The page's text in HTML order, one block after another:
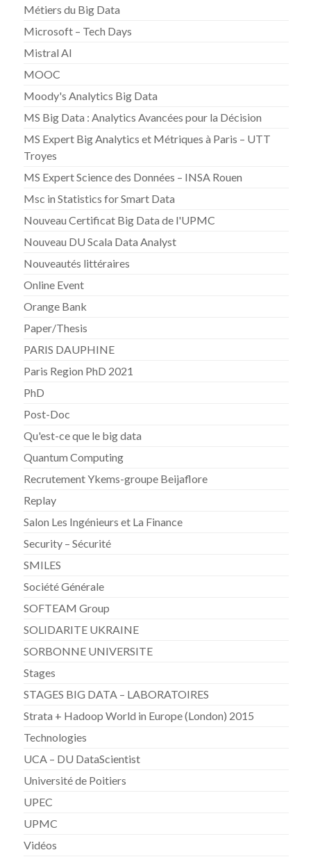
Métiers du Big Data
Microsoft – Tech Days
Mistral AI
MOOC
Moody's Analytics Big Data
MS Big Data : Analytics Avancées pour la Décision
MS Expert Big Analytics et Métriques à Paris – UTT
Troyes
MS Expert Science des Données – INSA Rouen
Msc in Statistics for Smart Data
Nouveau Certificat Big Data de l'UPMC
Nouveau DU Scala Data Analyst
Nouveautés littéraires
Online Event
Orange Bank
Paper/Thesis
PARIS DAUPHINE
Paris Region PhD 2021
PhD
Post-Doc
Qu'est-ce que le big data
Quantum Computing
Recrutement Ykems-groupe Beijaflore
Replay
Salon Les Ingénieurs et La Finance
Security – Sécurité
SMILES
Société Générale
SOFTEAM Group
SOLIDARITE UKRAINE
SORBONNE UNIVERSITE
Stages
STAGES BIG DATA – LABORATOIRES
Strata + Hadoop World in Europe (London) 2015
Technologies
UCA – DU DataScientist
Université de Poitiers
UPEC
UPMC
Vidéos